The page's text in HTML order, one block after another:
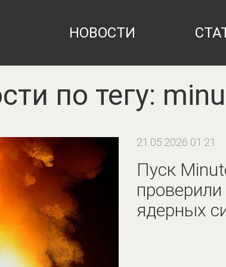
НОВОСТИ
по тегу:
21.05.2026 01:21
Пуск
ядерных